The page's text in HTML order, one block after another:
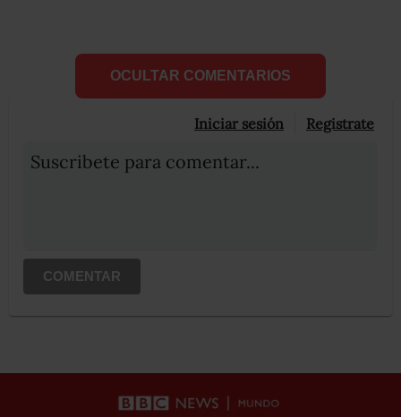
OCULTAR COMENTARIOS
Iniciar sesión Registrate
Suscribete para comentar...
COMENTAR